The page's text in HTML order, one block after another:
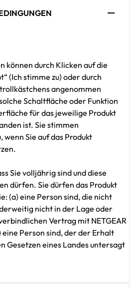
können durch Klicken auf die
(Ich stimme zu) oder durch
angenommen
Schaltfläche oder Funktion
für das jeweilige Produkt
ist. Sie stimmen
wenn Sie auf das Produkt
Sie volljährig sind und diese
dürfen. Sie dürfen das Produkt
(a) eine Person sind, die nicht
nicht in der Lage oder
Vertrag mit NETGEAR
eine Person sind, der der Erhalt
Gesetzen eines Landes untersagt